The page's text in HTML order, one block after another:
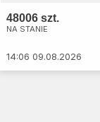
48006 szt.
NA STANIE
14:06 09.08.2026